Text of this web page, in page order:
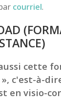
courriel.
cette
c'est-à-
en visio-